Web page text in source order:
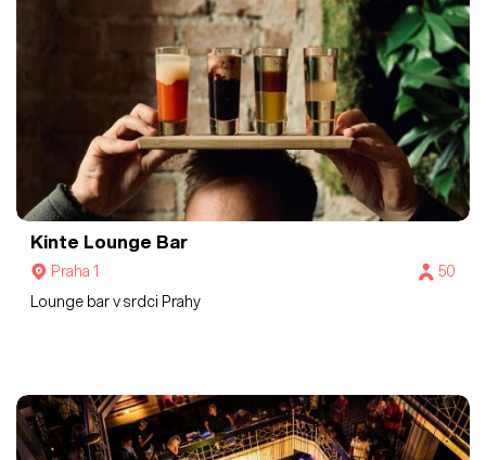
Kinte Lounge Bar
Praha 1
50
Lounge bar v srdci Prahy